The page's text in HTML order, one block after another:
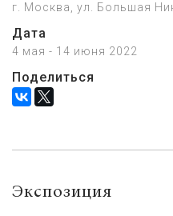
г. Москва, ул. Большая
Дата
4 мая - 14 июня 2022
Поделиться
Экспозиция